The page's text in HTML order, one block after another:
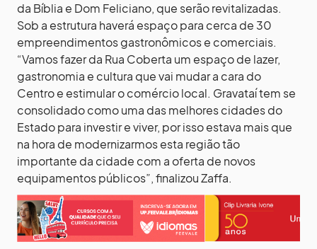
da Bíblia e Dom Feliciano, que serão revitalizadas.
Sob a estrutura haverá espaço para cerca de 30
empreendimentos gastronômicos e comerciais.
“Vamos fazer da Rua Coberta um espaço de lazer,
gastronomia e cultura que vai mudar a cara do
Centro e estimular o comércio local. Gravataí tem se
consolidado como uma das melhores cidades do
Estado para investir e viver, por isso estava mais que
na hora de modernizarmos esta região tão
importante da cidade com a oferta de novos
equipamentos públicos”, finalizou Zaffa.